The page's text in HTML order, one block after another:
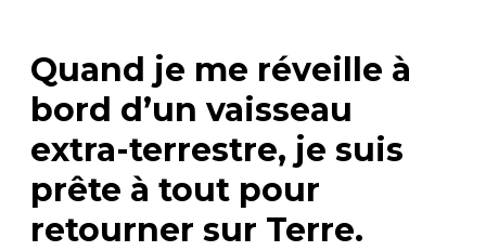
Quand je me réveille à
bord d’un vaisseau
extra-terrestre, je suis
prête à tout pour
retourner sur Terre.